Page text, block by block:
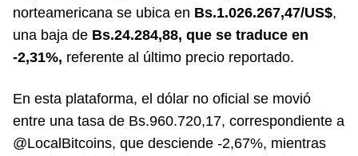
norteamericana se ubica en Bs.1.026.267,47/US$,
una baja de Bs.24.284,88, que se traduce en
-2,31%, referente al último precio reportado.
En esta plataforma, el dólar no oficial se movió
entre una tasa de Bs.960.720,17, correspondiente a
@LocalBitcoins, que desciende -2,67%, mientras